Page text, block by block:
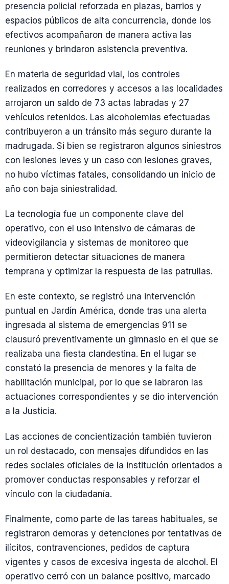
presencia policial reforzada en plazas, barrios y
espacios públicos de alta concurrencia, donde los
efectivos acompañaron de manera activa las
reuniones y brindaron asistencia preventiva.
En materia de seguridad vial, los controles
realizados en corredores y accesos a las localidades
arrojaron un saldo de 73 actas labradas y 27
vehículos retenidos. Las alcoholemias efectuadas
contribuyeron a un tránsito más seguro durante la
madrugada. Si bien se registraron algunos siniestros
con lesiones leves y un caso con lesiones graves,
no hubo víctimas fatales, consolidando un inicio de
año con baja siniestralidad.
La tecnología fue un componente clave del
operativo, con el uso intensivo de cámaras de
videovigilancia y sistemas de monitoreo que
permitieron detectar situaciones de manera
temprana y optimizar la respuesta de las patrullas.
En este contexto, se registró una intervención
puntual en Jardín América, donde tras una alerta
ingresada al sistema de emergencias 911 se
clausuró preventivamente un gimnasio en el que se
realizaba una fiesta clandestina. En el lugar se
constató la presencia de menores y la falta de
habilitación municipal, por lo que se labraron las
actuaciones correspondientes y se dio intervención
a la Justicia.
Las acciones de concientización también tuvieron
un rol destacado, con mensajes difundidos en las
redes sociales oficiales de la institución orientados a
promover conductas responsables y reforzar el
vínculo con la ciudadanía.
Finalmente, como parte de las tareas habituales, se
registraron demoras y detenciones por tentativas de
ilícitos, contravenciones, pedidos de captura
vigentes y casos de excesiva ingesta de alcohol. El
operativo cerró con un balance positivo, marcado